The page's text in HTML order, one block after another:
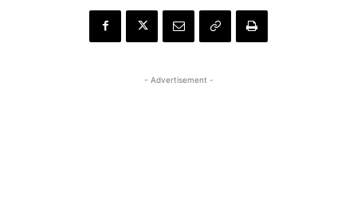
- Advertisement -